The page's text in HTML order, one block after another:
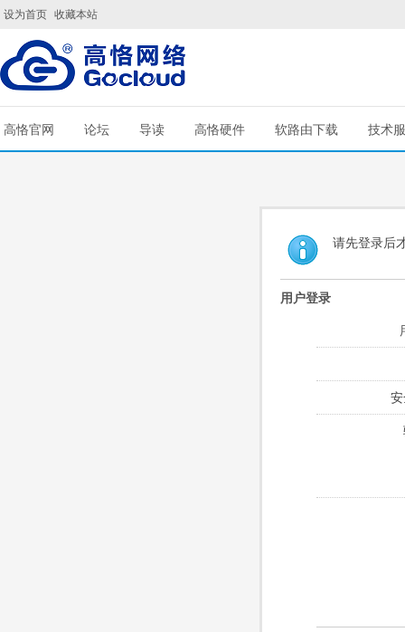
设为首页 收藏本站
高恪官网 论坛 导读 高恪硬件 软路由下载 技术
请先登录后
用户登录